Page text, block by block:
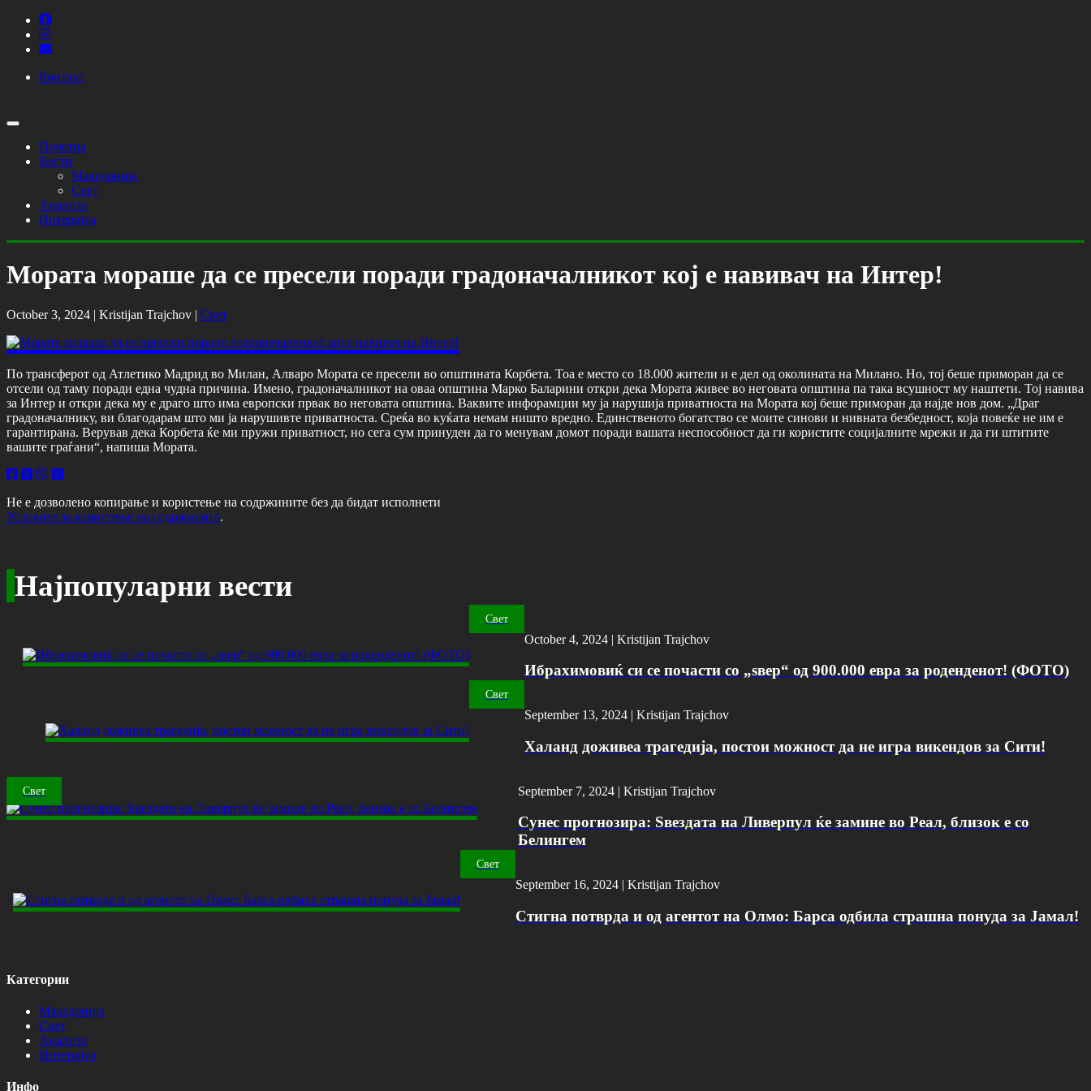
Контакт
Почетна
Вести
Македонија
Свет
Анализи
Интервјуа
Мората мораше да се пресели поради градоначалникот кој е навивач на Интер!
October 3, 2024 | Kristijan Trajchov | Свет
По трансферот од Атлетико Мадрид во Милан, Алваро Мората се пресели во општината Корбета. Тоа е место со 18.000 жители и е дел од околината на Милано. Но, тој беше приморан да се
отсели од таму поради една чудна причина. Имено, градоначалникот на оваа општина Марко Баларини откри дека Мората живее во неговата општина па така всушност му наштети. Тој навива
за Интер и откри дека му е драго што има европски првак во неговата општина. Ваквите инфорамции му ја нарушија приватноста на Мората кој беше приморан да најде нов дом. „Драг
градоначалнику, ви благодарам што ми ја нарушивте приватноста. Среќа во куќата немам ништо вредно. Единственото богатство се моите синови и нивната безбедност, која повеќе не им е
гарантирана. Верував дека Корбета ќе ми пружи приватност, но сега сум принуден да го менувам домот поради вашата неспособност да ги користите социјалните мрежи и да ги штитите
вашите граѓани“, напиша Мората.
Не е дозволено копирање и користење на содржините без да бидат исполнети
Условите за користење на содржините.
Најпопуларни вести
Свет
October 4, 2024 | Kristijan Trajchov
Ибрахимовиќ си се почасти со „ѕвер“ од 900.000 евра за роденденот! (ФОТО)
Свет
September 13, 2024 | Kristijan Trajchov
Халанд доживеа трагедија, постои можност да не игра викендов за Сити!
Свет September 7, 2024 | Kristijan Trajchov
Сунес прогнозира: Ѕвездата на Ливерпул ќе замине во Реал, близок е со
Белингем
Свет
September 16, 2024 | Kristijan Trajchov
Стигна потврда и од агентот на Олмо: Барса одбила страшна понуда за Јамал!
Категории
Македонија
Свет
Анализи
Интервјуа
Инфо